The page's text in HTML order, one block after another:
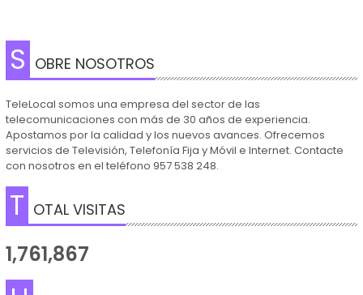
S OBRE NOSOTROS
TeleLocal somos una empresa del sector de las
telecomunicaciones con más de 30 años de experiencia.
Apostamos por la calidad y los nuevos avances. Ofrecemos
servicios de Televisión, Telefonía Fija y Móvil e Internet. Contacte
con nosotros en el teléfono 957 538 248.
T OTAL VISITAS
1,761,867